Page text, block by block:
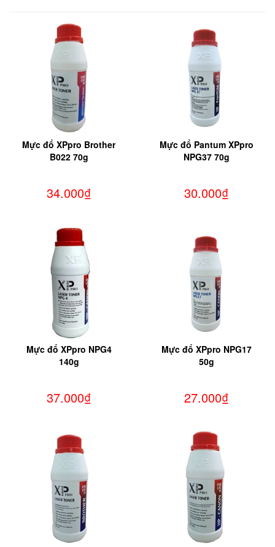
Mực đổ XPpro Brother
B022 70g
34.000₫
Mực đổ Pantum XPpro
NPG37 70g
30.000₫
Mực đổ XPpro NPG4
140g
37.000₫
Mực đổ XPpro NPG17
50g
27.000₫